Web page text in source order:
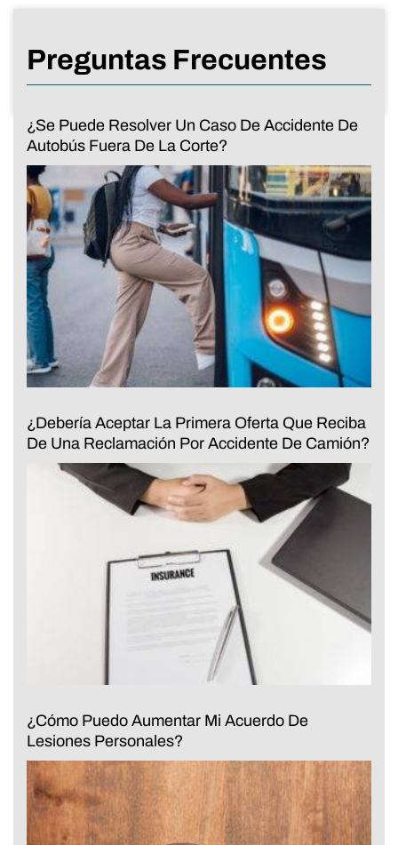
Preguntas Frecuentes
¿Se Puede Resolver Un Caso De Accidente De
Autobús Fuera De La Corte?
¿Debería Aceptar La Primera Oferta Que Reciba
De Una Reclamación Por Accidente De Camión?
¿Cómo Puedo Aumentar Mi Acuerdo De
Lesiones Personales?